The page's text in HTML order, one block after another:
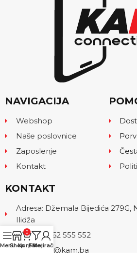
NAVIGACIJA
Webshop
Naše poslovnice
Zaposlenje
Kontakt
KONTAKT
Adresa: Džemala Bijedića 279G,
Ilidža
Telefon: 062 555 552
Email: info@kam.ba
MenuShop
0
KorpaFilteri
Moj račun